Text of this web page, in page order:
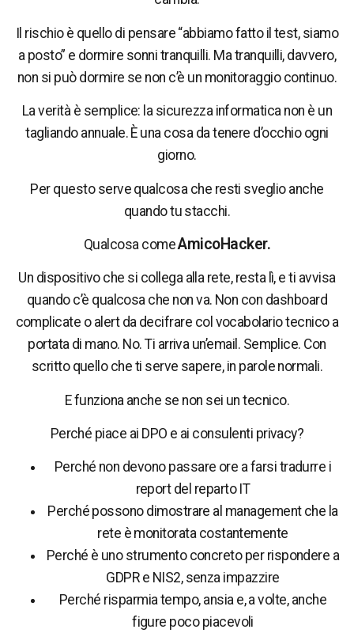
Il rischio è quello di pensare “abbiamo fatto il test, siamo
a posto” e dormire sonni tranquilli. Ma tranquilli, davvero,
non si può dormire se non c’è un monitoraggio continuo.
La verità è semplice: la sicurezza informatica non è un
tagliando annuale. È una cosa da tenere d’occhio ogni
giorno.
Per questo serve qualcosa che resti sveglio anche
quando tu stacchi.
Qualcosa comeAmicoHacker.
Un dispositivo che si collega alla rete, resta lì, e ti avvisa
quando c’è qualcosa che non va. Non con dashboard
complicate o alert da decifrare col vocabolario tecnico a
portata di mano. No. Ti arriva un’email. Semplice. Con
scritto quello che ti serve sapere, in parole normali.
E funziona anche se non sei un tecnico.
Perché piace ai DPO e ai consulenti privacy?
Perché non devono passare ore a farsi tradurre i
report del reparto IT
Perché possono dimostrare al management che la
rete è monitorata costantemente
Perché è uno strumento concreto per rispondere a
GDPR e NIS2, senza impazzire
Perché risparmia tempo, ansia e, a volte, anche
figure poco piacevoli